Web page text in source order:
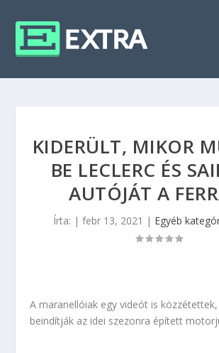
KIDERÜLT, MIKOR
BE LECLERC ÉS
AUTÓJÁT A
Írta: | febr 13, 2021 | Egyéb
A maranellóiak egy videót is
beindítják az idei szezonra épített